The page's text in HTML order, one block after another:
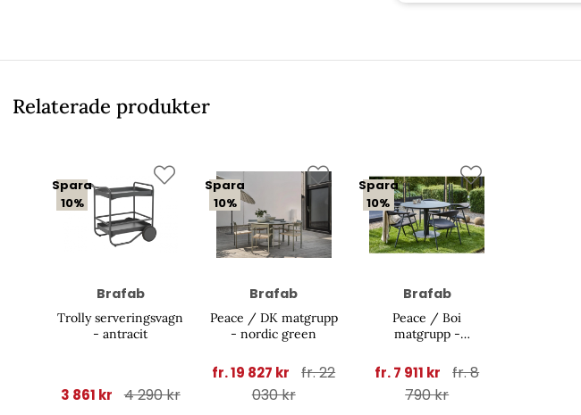
Relaterade produkter
Spara
10%
Brafab
Trolly serveringsvagn
- antracit
3 861 kr 4 290 kr
Spara
10%
Brafab
Peace / DK matgrupp
- nordic green
fr. 19 827 kr
fr. 22
030 kr
Spara
10%
Brafab
Peace / Boi
matgrupp -
fr. 7 911 kr
fr. 8
790 kr